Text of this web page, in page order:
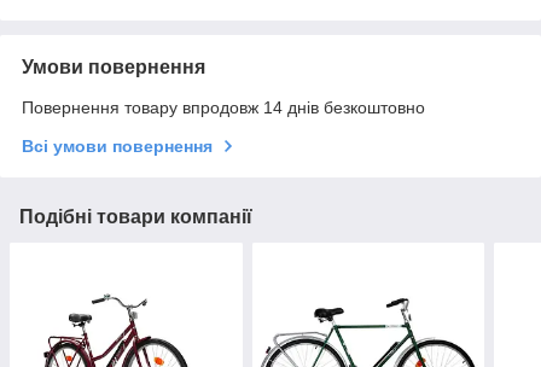
Умови повернення
Повернення товару впродовж 14 днів безкоштовно
Всі умови повернення
Подібні товари компанії